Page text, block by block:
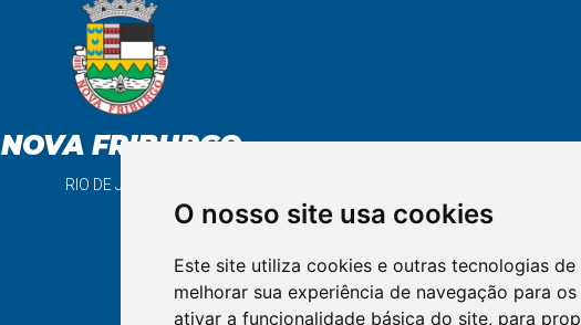
O nosso site usa cookies
Este site utiliza cookies e outras tecnologias
melhorar sua experiência de navegação para
ativar a funcionalidade básica do site, para
NOVA FRIBURGO
RIO DE JANEIRO
support_agent mail